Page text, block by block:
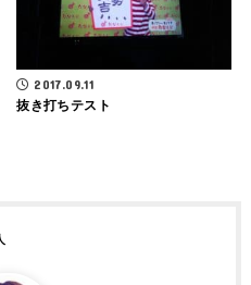
2017.09.11
抜き打ちテスト